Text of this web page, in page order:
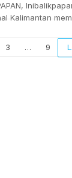
Kalimantan
Susanto
3 … 9